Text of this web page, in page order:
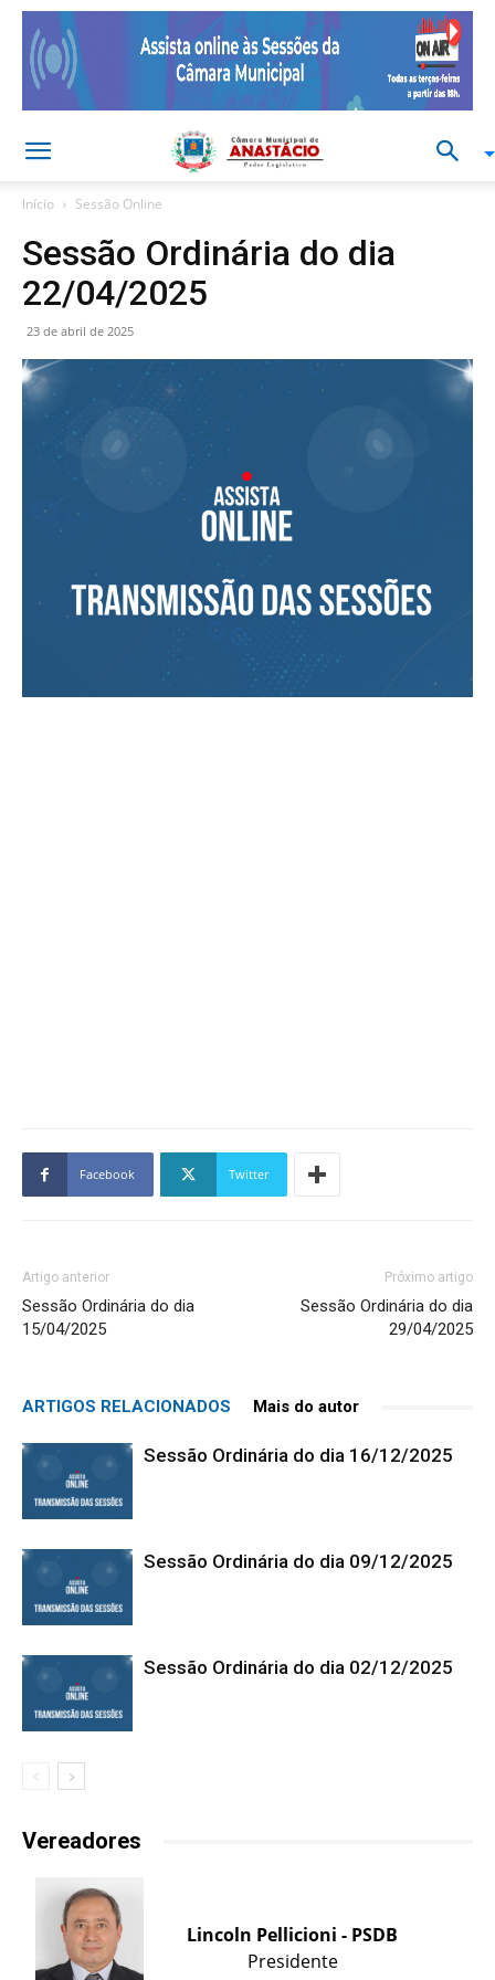
Início Sessão Online
Sessão Ordinária do dia
22/04/2025
23 de abril de 2025
Facebook Twitter
Artigo anterior
Sessão Ordinária do dia
15/04/2025
Próximo artigo
Sessão Ordinária do dia
29/04/2025
ARTIGOS RELACIONADOS Mais do autor
Sessão Ordinária do dia 16/12/2025
Sessão Ordinária do dia 09/12/2025
Sessão Ordinária do dia 02/12/2025
Vereadores
Lincoln Pellicioni - PSDB
Presidente